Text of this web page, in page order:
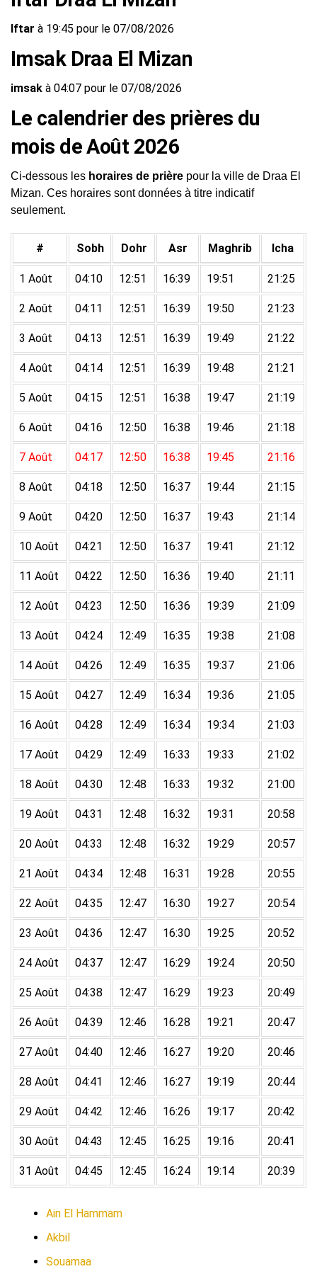
Iftar à 19:45 pour le 07/08/2026
Imsak Draa El Mizan
imsak à 04:07 pour le 07/08/2026
Le calendrier des prières du
mois de Août 2026
Ci-dessous les horaires de prière pour la ville de Draa El
Mizan. Ces horaires sont données à titre indicatif
seulement.
# Sobh Dohr Asr Maghrib Icha
1 Août 04:10 12:51 16:39 19:51 21:25
2 Août 04:11 12:51 16:39 19:50 21:23
3 Août 04:13 12:51 16:39 19:49 21:22
4 Août 04:14 12:51 16:39 19:48 21:21
5 Août 04:15 12:51 16:38 19:47 21:19
6 Août 04:16 12:50 16:38 19:46 21:18
7 Août 04:17 12:50 16:38 19:45 21:16
8 Août 04:18 12:50 16:37 19:44 21:15
9 Août 04:20 12:50 16:37 19:43 21:14
10 Août 04:21 12:50 16:37 19:41 21:12
11 Août 04:22 12:50 16:36 19:40 21:11
12 Août 04:23 12:50 16:36 19:39 21:09
13 Août 04:24 12:49 16:35 19:38 21:08
14 Août 04:26 12:49 16:35 19:37 21:06
15 Août 04:27 12:49 16:34 19:36 21:05
16 Août 04:28 12:49 16:34 19:34 21:03
17 Août 04:29 12:49 16:33 19:33 21:02
18 Août 04:30 12:48 16:33 19:32 21:00
19 Août 04:31 12:48 16:32 19:31 20:58
20 Août 04:33 12:48 16:32 19:29 20:57
21 Août 04:34 12:48 16:31 19:28 20:55
22 Août 04:35 12:47 16:30 19:27 20:54
23 Août 04:36 12:47 16:30 19:25 20:52
24 Août 04:37 12:47 16:29 19:24 20:50
25 Août 04:38 12:47 16:29 19:23 20:49
26 Août 04:39 12:46 16:28 19:21 20:47
27 Août 04:40 12:46 16:27 19:20 20:46
28 Août 04:41 12:46 16:27 19:19 20:44
29 Août 04:42 12:46 16:26 19:17 20:42
30 Août 04:43 12:45 16:25 19:16 20:41
31 Août 04:45 12:45 16:24 19:14 20:39
Ain El Hammam
Akbil
Souamaa